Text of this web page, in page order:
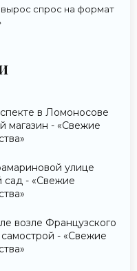
спрос на формат
в Ломоносове
магазин - «Свежие
улице
сад - «Свежие
возле Французского
- «Свежие